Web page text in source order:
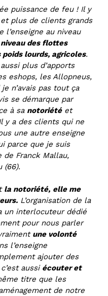
puissance de feu ! Il y
plus de clients grands
au niveau
des flottes
lourds, agricoles.
plus d’apports
eshops, les Allopneus,
n’avais pas tout ça
se démarque par
à sa notoriétéet
y a des clients qui ne
une autre enseigne
parce que je suis
de Franck Mallau,
(66).
la notoriété, elle me
L’organisation de la
un interlocuteur dédié
pour nous parler
une volonté
l’enseigne
ajouter des
aussi écouter et
titre que les
de notre